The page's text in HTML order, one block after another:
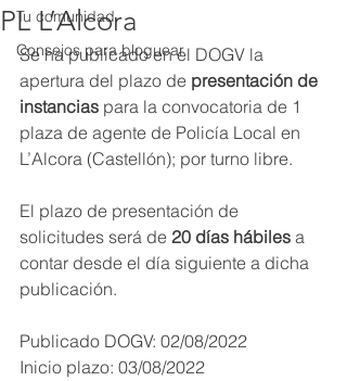
Tu comunidad
Consejos para bloguear
PL L’Alcora
Se ha publicado en el DOGV la
apertura del plazo de presentación de
instancias para la convocatoria de 1
plaza de agente de Policía Local en
L’Alcora (Castellón); por turno libre.
El plazo de presentación de
solicitudes será de 20 días hábiles a
contar desde el día siguiente a dicha
publicación.
Publicado DOGV: 02/08/2022
Inicio plazo: 03/08/2022